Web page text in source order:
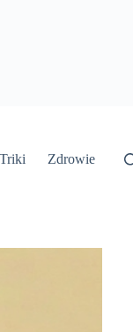
Triki Zdrowie